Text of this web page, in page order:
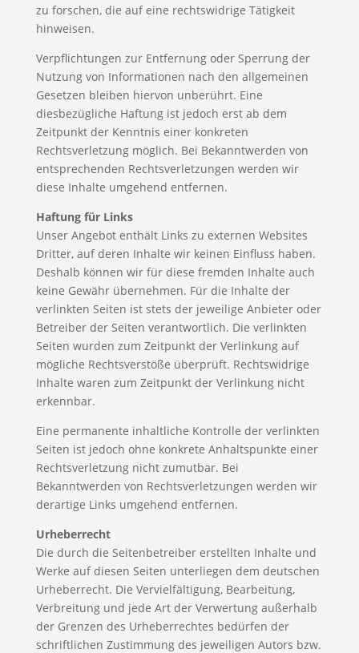
zu forschen, die auf eine rechtswidrige Tätigkeit
hinweisen.
Verpflichtungen zur Entfernung oder Sperrung der
Nutzung von Informationen nach den allgemeinen
Gesetzen bleiben hiervon unberührt. Eine
diesbezügliche Haftung ist jedoch erst ab dem
Zeitpunkt der Kenntnis einer konkreten
Rechtsverletzung möglich. Bei Bekanntwerden von
entsprechenden Rechtsverletzungen werden wir
diese Inhalte umgehend entfernen.
Haftung für Links
Unser Angebot enthält Links zu externen Websites
Dritter, auf deren Inhalte wir keinen Einfluss haben.
Deshalb können wir für diese fremden Inhalte auch
keine Gewähr übernehmen. Für die Inhalte der
verlinkten Seiten ist stets der jeweilige Anbieter oder
Betreiber der Seiten verantwortlich. Die verlinkten
Seiten wurden zum Zeitpunkt der Verlinkung auf
mögliche Rechtsverstöße überprüft. Rechtswidrige
Inhalte waren zum Zeitpunkt der Verlinkung nicht
erkennbar.
Eine permanente inhaltliche Kontrolle der verlinkten
Seiten ist jedoch ohne konkrete Anhaltspunkte einer
Rechtsverletzung nicht zumutbar. Bei
Bekanntwerden von Rechtsverletzungen werden wir
derartige Links umgehend entfernen.
Urheberrecht
Die durch die Seitenbetreiber erstellten Inhalte und
Werke auf diesen Seiten unterliegen dem deutschen
Urheberrecht. Die Vervielfältigung, Bearbeitung,
Verbreitung und jede Art der Verwertung außerhalb
der Grenzen des Urheberrechtes bedürfen der
schriftlichen Zustimmung des jeweiligen Autors bzw.